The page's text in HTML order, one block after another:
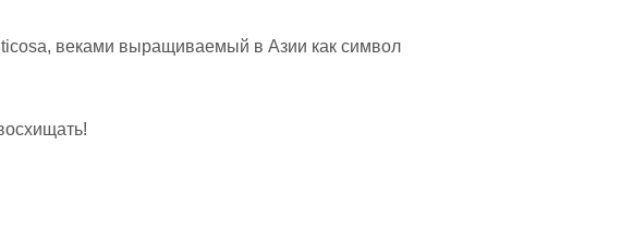
веками выращиваемый в Азии как символ